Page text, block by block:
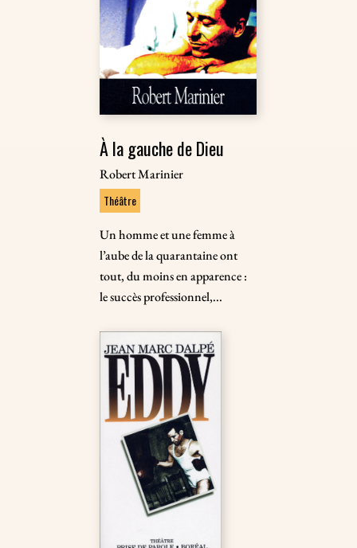
À la gauche de Dieu
Robert Marinier
Théâtre
Un homme et une femme à
l’aube de la quarantaine ont
tout, du moins en apparence :
le succès professionnel,...